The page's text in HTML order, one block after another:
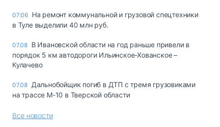
07:06 На ремонт коммунальной и грузовой спецтехники
в Туле выделили 40 млн руб.
07.08 В Ивановской области на год раньше привели в
порядок 5 км автодороги Ильинское-Хованское –
Кулачево
07.08 Дальнобойщик погиб в ДТП с тремя грузовиками
на трассе М-10 в Тверской области
Все новости